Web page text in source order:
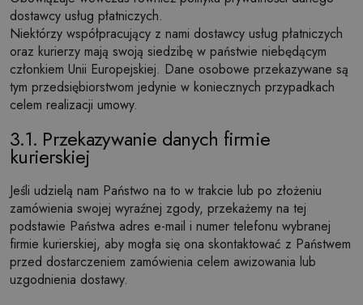
dostawcy usług płatniczych.
Niektórzy współpracujący z nami dostawcy usług płatniczych
oraz kurierzy mają swoją siedzibę w państwie niebędącym
członkiem Unii Europejskiej. Dane osobowe przekazywane są
tym przedsiębiorstwom jedynie w koniecznych przypadkach
celem realizacji umowy.
3.1. Przekazywanie danych firmie
kurierskiej
Jeśli udzielą nam Państwo na to w trakcie lub po złożeniu
zamówienia swojej wyraźnej zgody, przekażemy na tej
podstawie Państwa adres e-mail i numer telefonu wybranej
firmie kurierskiej, aby mogła się ona skontaktować z Państwem
przed dostarczeniem zamówienia celem awizowania lub
uzgodnienia dostawy.